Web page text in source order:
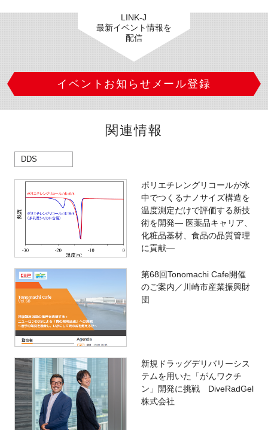
LINK-J
最新イベント情報を
配信
イベントお知らせメール登録
関連情報
DDS
ポリエチレングリコールが水
中でつくるナノサイズ構造を
温度測定だけで評価する新技
術を開発― 医薬品キャリア、
化粧品基材、食品の品質管理
に貢献―
第68回Tonomachi Cafe開催
のご案内／川崎市産業振興財
団
新規ドラッグデリバリーシス
テムを用いた「がんワクチ
ン」開発に挑戦 DiveRadGel
株式会社